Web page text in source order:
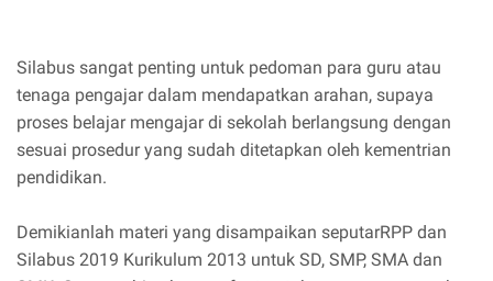
Silabus sangat penting untuk pedoman para guru atau
tenaga pengajar dalam mendapatkan arahan, supaya
proses belajar mengajar di sekolah berlangsung dengan
sesuai prosedur yang sudah ditetapkan oleh kementrian
pendidikan.
Demikianlah materi yang disampaikan seputarRPP dan
Silabus 2019 Kurikulum 2013 untuk SD, SMP, SMA dan